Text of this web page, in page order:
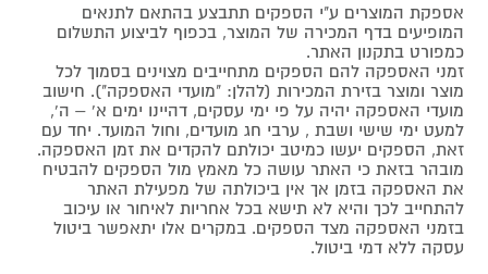
אספקת המוצרים ע"י הספקים תתבצע בהתאם לתנאים
המופיעים בדף המכירה של המוצר, בכפוף לביצוע התשלום
כמפורט בתקנון האתר.
זמני האספקה להם הספקים מתחייבים מצוינים בסמוך לכל
מוצר ומוצר בזירת המכירות (להלן: "מועדי האספקה"). חישוב
מועדי האספקה יהיה על פי ימי עסקים, דהיינו ימים א' – ה',
למעט ימי שישי ושבת , ערבי חג מועדים, וחול המועד. יחד עם
זאת, הספקים יעשו כמיטב יכולתם להקדים את זמן האספקה.
מובהר בזאת כי האתר עושה כל מאמץ מול הספקים להבטיח
את האספקה בזמן אך אין ביכולתה של מפעילת האתר
להתחייב לכך והיא לא תישא בכל אחריות לאיחור או עיכוב
בזמני האספקה מצד הספקים. במקרים אלו יתאפשר ביטול
עסקה ללא דמי ביטול.